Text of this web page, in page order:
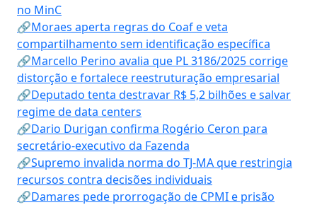
no MinC
🔗Moraes aperta regras do Coaf e veta
compartilhamento sem identificação específica
🔗Marcello Perino avalia que PL 3186/2025 corrige
distorção e fortalece reestruturação empresarial
🔗Deputado tenta destravar R$ 5,2 bilhões e salvar
regime de data centers
🔗Dario Durigan confirma Rogério Ceron para
secretário-executivo da Fazenda
🔗Supremo invalida norma do TJ-MA que restringia
recursos contra decisões individuais
🔗Damares pede prorrogação de CPMI e prisão